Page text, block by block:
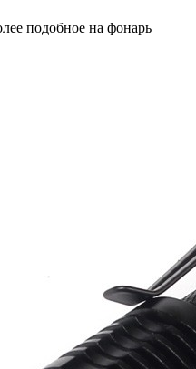
подобное на фонарь